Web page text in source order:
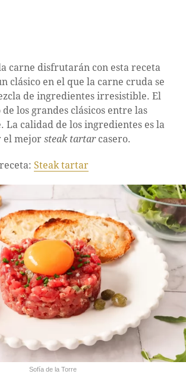
carne disfrutarán con esta receta
clásico en el que la carne cruda se
de ingredientes irresistible. El
los grandes clásicos entre las
La calidad de los ingredientes es la
el mejor steak tartarcasero.
Steak tartar
Sofía de la Torre